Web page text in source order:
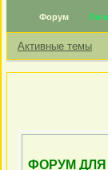
Форум
Активные темы
ФОРУМ